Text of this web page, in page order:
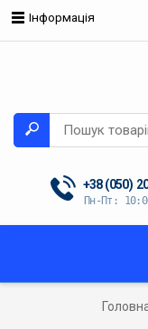
Інформація
+38 (050)
Пн-Пт: